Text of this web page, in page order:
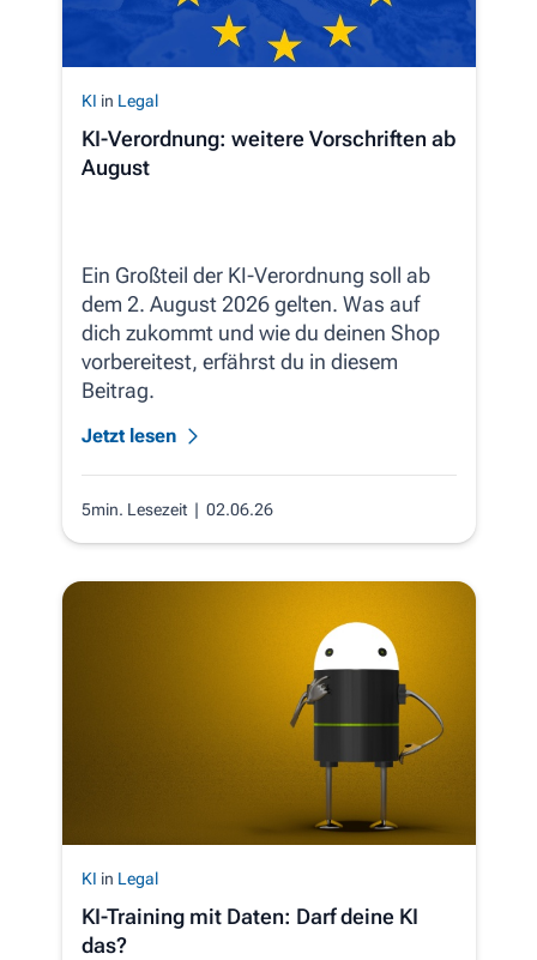
KI in Legal
KI-Verordnung: weitere Vorschriften ab
August
Ein Großteil der KI-Verordnung soll ab
dem 2. August 2026 gelten. Was auf
dich zukommt und wie du deinen Shop
vorbereitest, erfährst du in diesem
Beitrag.
Jetzt lesen
5min. Lesezeit | 02.06.26
KI in Legal
KI-Training mit Daten: Darf deine KI
das?